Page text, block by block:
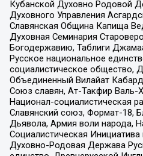
Кубанской Духовно Родовой
Духовного Управления
Славянская Община Капища
Духовная Семинария
Богодержавию, Таблиги
Русское национальное
социалистическое общество,
Объединенный Вилайат
Союз славян, Ат-Такфир Валь-
Национал-социалистическая
Славянский союз, Формат-18,
Дьявола, Армия воли народа,
Социалистическая
Духовно-Родовая Держава